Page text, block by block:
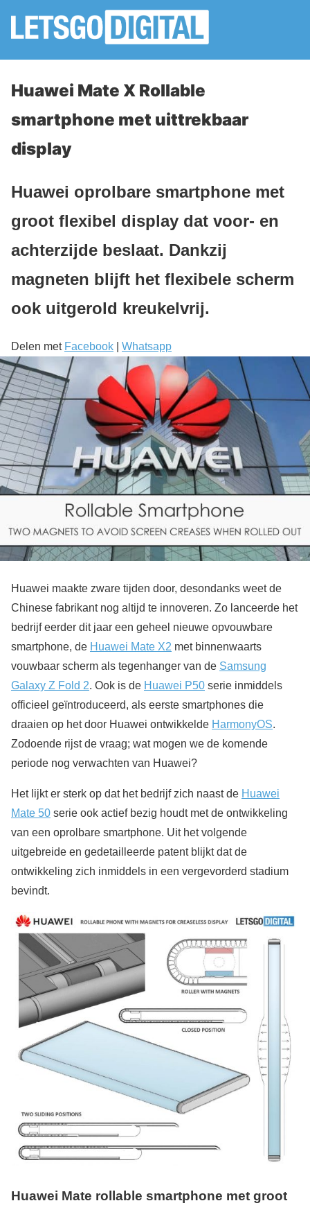
Huawei Mate X Rollable
smartphone met uittrekbaar
display
Huawei oprolbare smartphone met
groot flexibel display dat voor- en
achterzijde beslaat. Dankzij
magneten blijft het flexibele scherm
ook uitgerold kreukelvrij.
Delen met Facebook Whatsapp
Huawei maakte zware tijden door, desondanks weet de
Chinese fabrikant nog altijd te innoveren. Zo lanceerde het
bedrijf eerder dit jaar een geheel nieuwe opvouwbare
smartphone, de Huawei Mate X2 met binnenwaarts
vouwbaar scherm als tegenhanger van de Samsung
Galaxy Z Fold 2. Ook is de Huawei P50 serie inmiddels
officieel geïntroduceerd, als eerste smartphones die
draaien op het door Huawei ontwikkelde HarmonyOS.
Zodoende rijst de vraag; wat mogen we de komende
periode nog verwachten van Huawei?
Het lijkt er sterk op dat het bedrijf zich naast de Huawei
Mate 50 serie ook actief bezig houdt met de ontwikkeling
van een oprolbare smartphone. Uit het volgende
uitgebreide en gedetailleerde patent blijkt dat de
ontwikkeling zich inmiddels in een vergevorderd stadium
bevindt.
Huawei Mate rollable smartphone met groot